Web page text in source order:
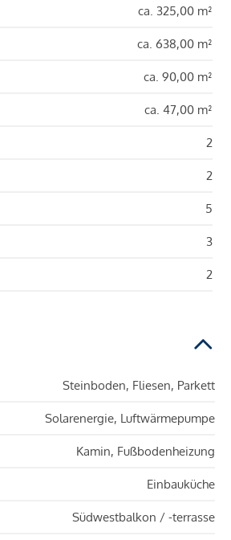
ca. 325,00 m²
ca. 638,00 m²
ca. 90,00 m²
ca. 47,00 m²
2
2
5
3
2
Steinboden, Fliesen, Parkett
Solarenergie, Luftwärmepumpe
Kamin, Fußbodenheizung
Einbauküche
Südwestbalkon / -terrasse